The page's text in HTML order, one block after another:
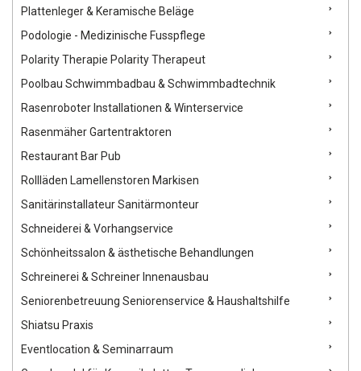
Plattenleger & Keramische Beläge
Podologie - Medizinische Fusspflege
Polarity Therapie Polarity Therapeut
Poolbau Schwimmbadbau & Schwimmbadtechnik
Rasenroboter Installationen & Winterservice
Rasenmäher Gartentraktoren
Restaurant Bar Pub
Rollläden Lamellenstoren Markisen
Sanitärinstallateur Sanitärmonteur
Schneiderei & Vorhangservice
Schönheitssalon & ästhetische Behandlungen
Schreinerei & Schreiner Innenausbau
Seniorenbetreuung Seniorenservice & Haushaltshilfe
Shiatsu Praxis
Eventlocation & Seminarraum